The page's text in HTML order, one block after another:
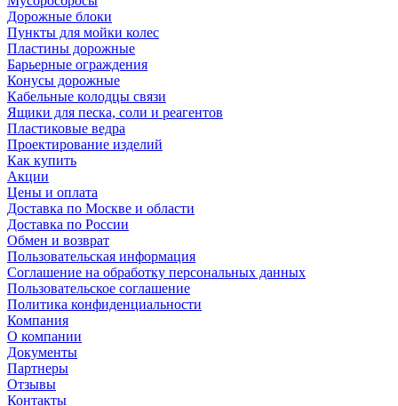
Дорожные блоки
Пункты для мойки колес
Пластины дорожные
Барьерные ограждения
Конусы дорожные
Кабельные колодцы связи
Ящики для песка, соли и реагентов
Пластиковые ведра
Проектирование изделий
Как купить
Акции
Цены и оплата
Доставка по Москве и области
Доставка по России
Обмен и возврат
Пользовательская информация
Соглашение на обработку персональных данных
Пользовательское соглашение
Политика конфиденциальности
Компания
О компании
Документы
Партнеры
Отзывы
Контакты